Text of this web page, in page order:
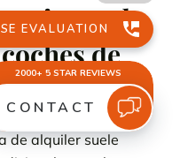
de
de
de alquiler suele